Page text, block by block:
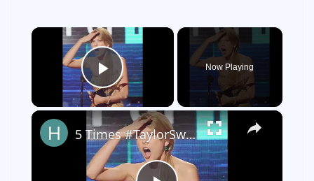
×
Play Video
Now Playing
×
5 Times #TaylorSwift Got Exposed By Hollywood Celebrities